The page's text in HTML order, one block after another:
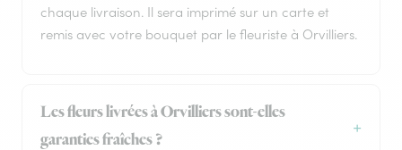
chaque livraison. Il sera imprimé sur un carte et
remis avec votre bouquet par le fleuriste à Orvilliers.
Les fleurs livrées à Orvilliers sont-elles
garanties fraîches ?